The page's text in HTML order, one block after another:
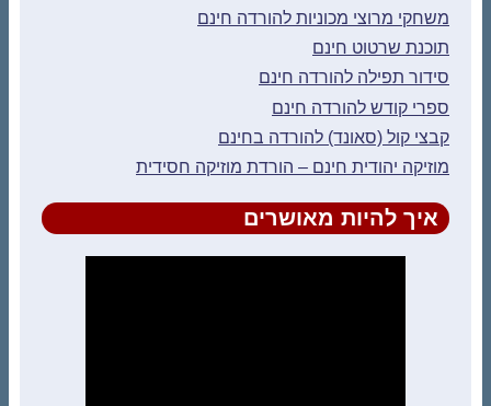
משחקי מרוצי מכוניות להורדה חינם
תוכנת שרטוט חינם
סידור תפילה להורדה חינם
ספרי קודש להורדה חינם
קבצי קול (סאונד) להורדה בחינם
מוזיקה יהודית חינם – הורדת מוזיקה חסידית
איך להיות מאושרים